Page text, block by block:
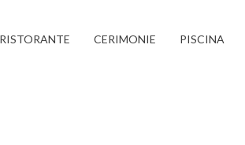
RISTORANTE CERIMONIE PISCINA